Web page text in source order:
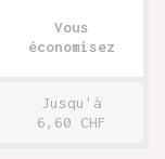
Vous
économisez
Jusqu'à
6,60 CHF